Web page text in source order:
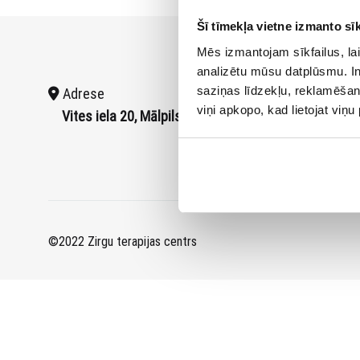
Šī tīmekļa vietne izmanto
Mēs izmantojam sīkfailus,
analizētu mūsu datplūsmu.
saziņas līdzekļu,
viņi apkopo, kad lietojat viņu
Adrese
Vites iela 20, Mālpils
+371
©2022 Zirgu terapijas centrs